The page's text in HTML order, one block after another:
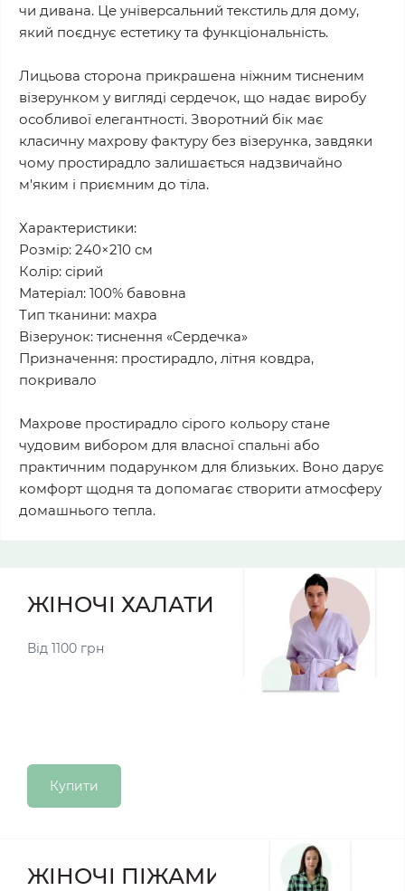
чи дивана. Це універсальний текстиль для дому,
який поєднує естетику та функціональність.
Лицьова сторона прикрашена ніжним тисненим
візерунком у вигляді сердечок, що надає виробу
особливої елегантності. Зворотний бік має
класичну махрову фактуру без візерунка, завдяки
чому простирадло залишається надзвичайно
м'яким і приємним до тіла.
Характеристики:
Розмір: 240×210 см
Колір: сірий
Матеріал: 100% бавовна
Тип тканини: махра
Візерунок: тиснення «Сердечка»
Призначення: простирадло, літня ковдра,
покривало
Махрове простирадло сірого кольору стане
чудовим вибором для власної спальні або
практичним подарунком для близьких. Воно дарує
комфорт щодня та допомагає створити атмосферу
домашнього тепла.
ЖІНОЧІ ХАЛАТИ
Від 1100 грн
Купити
ЖІНОЧІ ПІЖАМИ